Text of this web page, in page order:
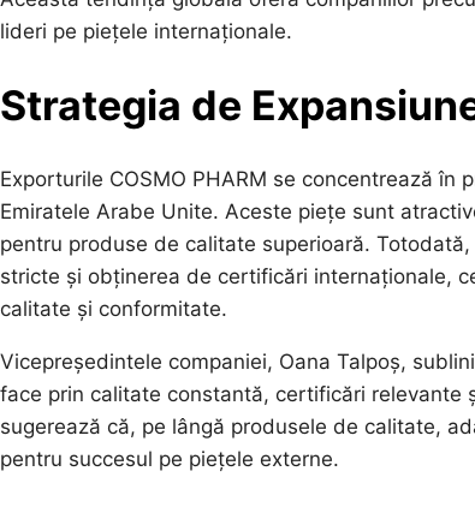
lideri pe piețele internaționale.
Strategia de
Exporturile COSMO PHARM se concentrează
Emiratele Arabe Unite. Aceste piețe sunt
pentru produse de calitate superioară.
stricte și obținerea de certificări internaționale,
calitate și conformitate.
Vicepreședintele companiei, Oana Talpoș,
face prin calitate constantă, certificări relevante
sugerează că, pe lângă produsele de calitate,
pentru succesul pe piețele externe.